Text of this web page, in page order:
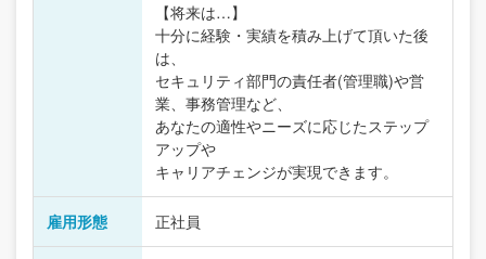
【将来は…】
十分に経験・実績を積み上げて頂いた後
は、
セキュリティ部門の責任者(管理職)や営
業、事務管理など、
あなたの適性やニーズに応じたステップ
アップや
キャリアチェンジが実現できます。
雇用形態 正社員